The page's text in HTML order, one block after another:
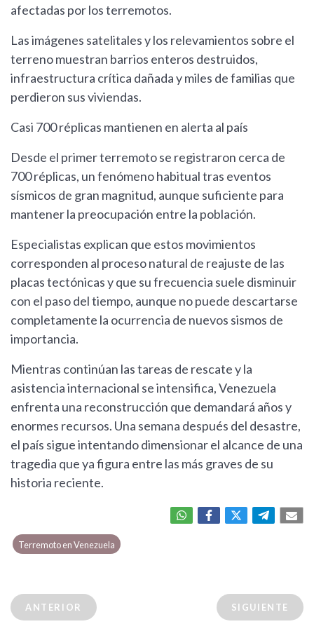
afectadas por los terremotos.
Las imágenes satelitales y los relevamientos sobre el
terreno muestran barrios enteros destruidos,
infraestructura crítica dañada y miles de familias que
perdieron sus viviendas.
Casi 700 réplicas mantienen en alerta al país
Desde el primer terremoto se registraron cerca de
700 réplicas, un fenómeno habitual tras eventos
sísmicos de gran magnitud, aunque suficiente para
mantener la preocupación entre la población.
Especialistas explican que estos movimientos
corresponden al proceso natural de reajuste de las
placas tectónicas y que su frecuencia suele disminuir
con el paso del tiempo, aunque no puede descartarse
completamente la ocurrencia de nuevos sismos de
importancia.
Mientras continúan las tareas de rescate y la
asistencia internacional se intensifica, Venezuela
enfrenta una reconstrucción que demandará años y
enormes recursos. Una semana después del desastre,
el país sigue intentando dimensionar el alcance de una
tragedia que ya figura entre las más graves de su
historia reciente.
Terremoto en Venezuela
ANTERIOR SIGUIENTE